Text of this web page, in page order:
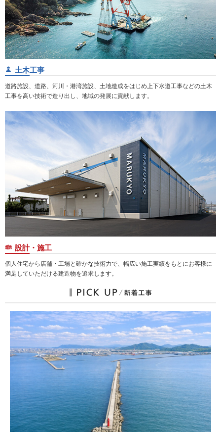
土木工事
道路施設、道路、河川・港湾施設、土地造成をはじめ上下水道工事などの土木
工事を高い技術で造り出し、地域の発展に貢献します。
設計・施工
個人住宅から店舗・工場と確かな技術力で、幅広い施工実績をもとにお客様に
満足していただける建造物を追求します。